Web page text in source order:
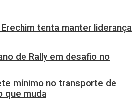
tenta manter liderança
de Rally em desafio no
mínimo no transporte de
que muda